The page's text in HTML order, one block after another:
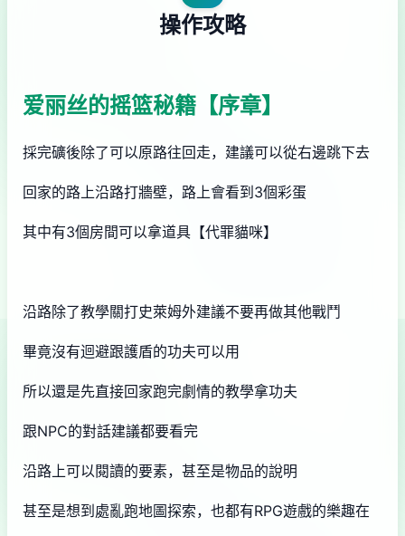
操作攻略
爱丽丝的摇篮秘籍【序章】
採完礦後除了可以原路往回走，建議可以從右邊跳下去
回家的路上沿路打牆壁，路上會看到3個彩蛋
其中有3個房間可以拿道具【代罪貓咪】
沿路除了教學關打史萊姆外建議不要再做其他戰鬥
畢竟沒有迴避跟護盾的功夫可以用
所以還是先直接回家跑完劇情的教學拿功夫
跟NPC的對話建議都要看完
沿路上可以閱讀的要素，甚至是物品的說明
甚至是想到處亂跑地圖探索，也都有RPG遊戲的樂趣在